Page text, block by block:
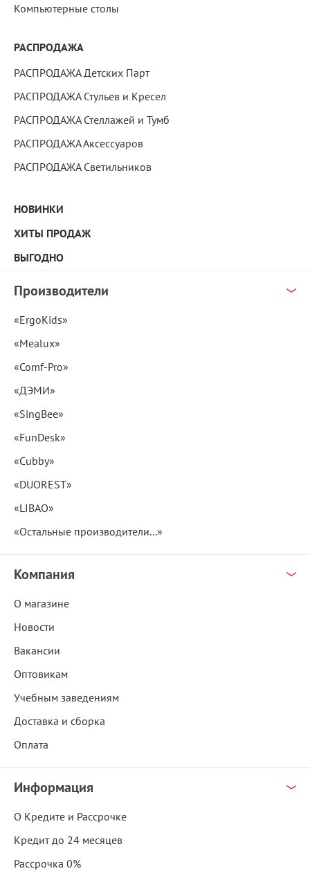
Компьютерные столы
РАСПРОДАЖА
РАСПРОДАЖА Детских Парт
РАСПРОДАЖА Стульев и Кресел
РАСПРОДАЖА Стеллажей и Тумб
РАСПРОДАЖА Аксессуаров
РАСПРОДАЖА Светильников
НОВИНКИ
ХИТЫ ПРОДАЖ
ВЫГОДНО
Производители
«ErgoKids»
«Mealux»
«Comf-Pro»
«ДЭМИ»
«SingBee»
«FunDesk»
«Cubby»
«DUOREST»
«LIBAO»
«Остальные производители...»
Компания
О магазине
Новости
Вакансии
Оптовикам
Учебным заведениям
Доставка и сборка
Оплата
Информация
О Кредите и Рассрочке
Кредит до 24 месяцев
Рассрочка 0%